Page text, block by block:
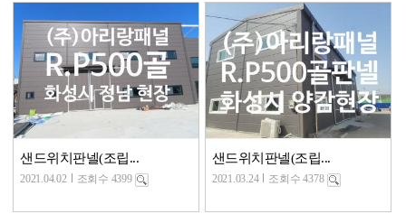
샌드위치판넬(조립...
2021.04.02 조회수 4399
샌드위치판넬(조립...
2021.03.24 조회수 4378